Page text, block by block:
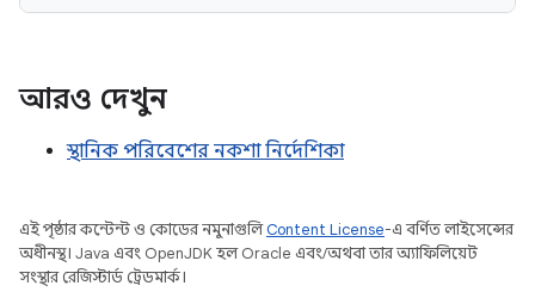
আরও দেখুন
স্থানিক পরিবেশের নকশা নির্দেশিকা
এই পৃষ্ঠার কন্টেন্ট ও কোডের নমুনাগুলিContent License-এ বর্ণিত লাইসেন্সের
অধীনস্থ। Java এবং OpenJDK হল Oracle এবং/অথবা তার অ্যাফিলিয়েট
সংস্থার রেজিস্টার্ড ট্রেডমার্ক।